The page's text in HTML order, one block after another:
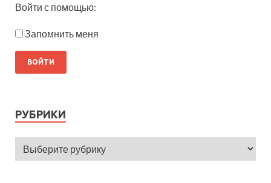
Войти с помощью:
Запомнить меня
РУБРИКИ